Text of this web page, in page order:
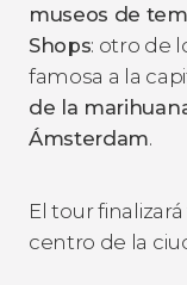
museos de
Shops: otro de
famosa a la
de la
Ámsterdam.
El tour
centro de la